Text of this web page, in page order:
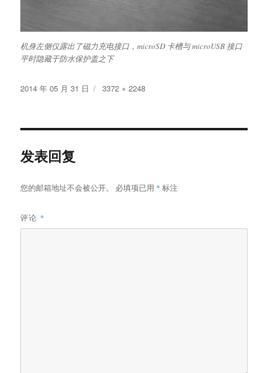
机身左侧仅露出了磁力充电接口，microSD 卡槽与 microUSB 接口
平时隐藏于防水保护盖之下
发
2014 年 05 月 31 日
原
3372 × 2248
发表回复
您的邮箱地址不会被公开。 必填项已用 * 标注
评论 *